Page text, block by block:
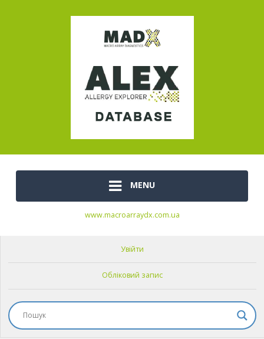
MENU
www.macroarraydx.com.ua
Увійти
Обліковий запис